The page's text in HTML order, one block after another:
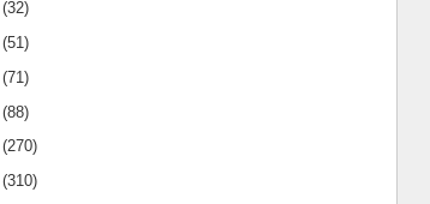
(32)
(51)
(71)
(88)
(270)
(310)